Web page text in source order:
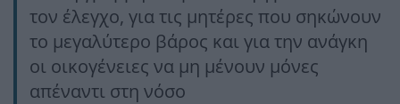
τον έλεγχο, για τις μητέρες που σηκώνουν
το μεγαλύτερο βάρος και για την ανάγκη
οι οικογένειες να μη μένουν μόνες
απέναντι στη νόσο